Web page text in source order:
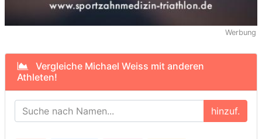
Werbung
Vergleiche Michael Weiss mit anderen
Athleten!
hinzuf.